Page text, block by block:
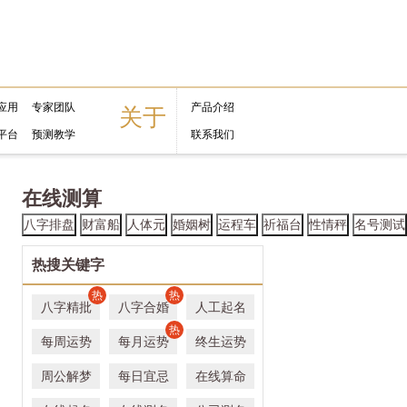
用 专家团队
台 预测教学
关于 产品介绍
联系我们
在线测算
八字排盘 财富船 人体元 婚姻树 运程车 祈福台 性情秤 名号测试
热搜关键字
八字精批
热
八字合婚
热
人工起名
每周运势 每月运势
热
终生运势
周公解梦 每日宜忌 在线算命